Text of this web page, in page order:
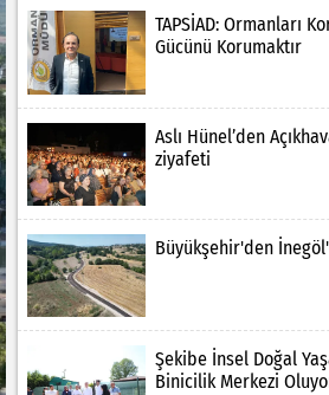
TAPSİAD: Ormanları
Gücünü Korumaktır
Aslı Hünel’den
ziyafeti
Büyükşehir'den
Şekibe İnsel Doğal
Binicilik Merkezi